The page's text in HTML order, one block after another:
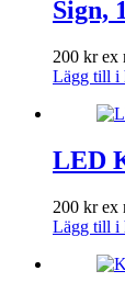
Sign,
200 krex
Lägg till i
LED
200 krex
Lägg till i